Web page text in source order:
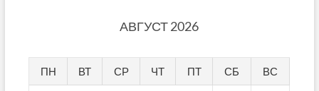
АВГУСТ 2026
ПН ВТ СР ЧТ ПТ СБ ВС